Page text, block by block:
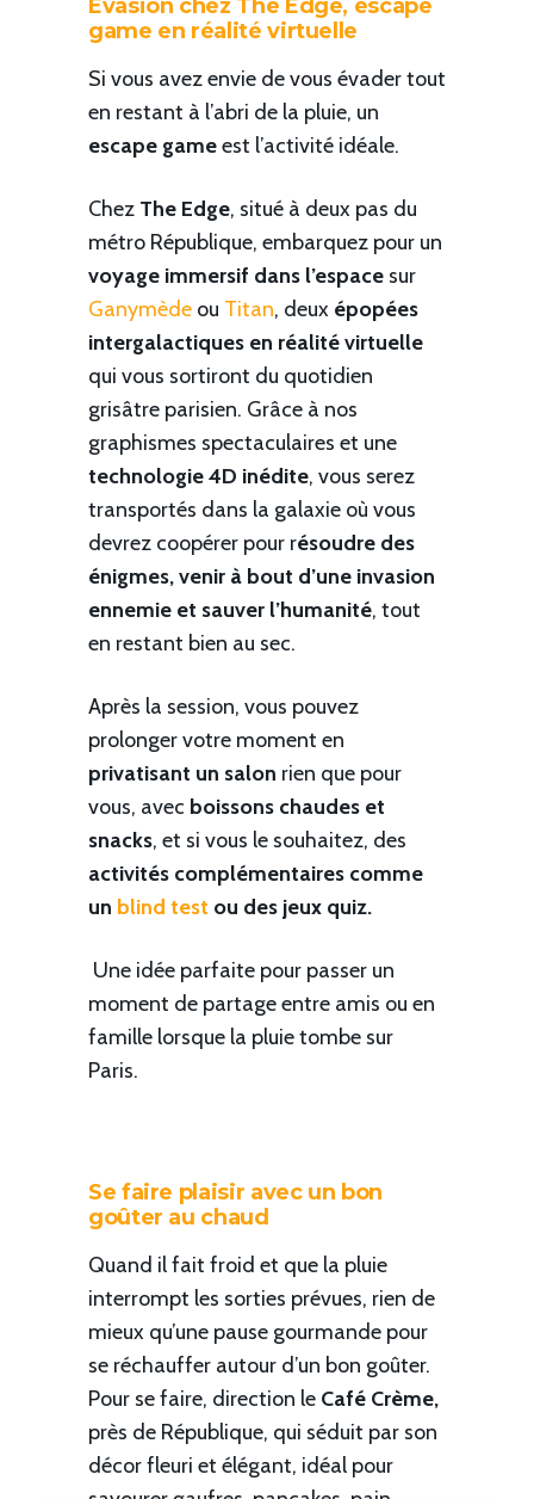
Evasion chez The Edge, escape
game en réalité virtuelle
Si vous avez envie de vous évader tout
en restant à l’abri de la pluie, un
escape gameest l’activité idéale.
Chez The Edge, situé à deux pas du
métro République, embarquez pour un
voyage immersif dans l’espace sur
Ganymède ou Titan, deux épopées
intergalactiques en réalité virtuelle
qui vous sortiront du quotidien
grisâtre parisien. Grâce à nos
graphismes spectaculaires et une
technologie 4D inédite, vous serez
transportés dans la galaxie où vous
devrez coopérer pour résoudre des
énigmes, venir à bout d’une invasion
ennemie et sauver l’humanité, tout
en restant bien au sec.
Après la session, vous pouvez
prolonger votre moment en
privatisant un salon rien que pour
vous, avec boissons chaudes et
snacks, et si vous le souhaitez, des
activités complémentaires comme
un blind test ou des jeux quiz.
Une idée parfaite pour passer un
moment de partage entre amis ou en
famille lorsque la pluie tombe sur
Paris.
Se faire plaisir avec un bon
goûter au chaud
Quand il fait froid et que la pluie
interrompt les sorties prévues, rien de
mieux qu’une pause gourmande pour
se réchauffer autour d’un bon goûter.
Pour se faire, direction le Café Crème,
près de République, qui séduit par son
décor fleuri et élégant, idéal pour